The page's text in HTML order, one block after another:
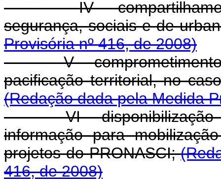
IV - compartilhamento
segurança, sociais e de
Provisória nº 416, de 2008)
V - comprometimento
pacificação territorial, no
(Redação dada pela Medida
VI - disponibilização de
informação para
projetos do PRONASCI;
416, de 2008)